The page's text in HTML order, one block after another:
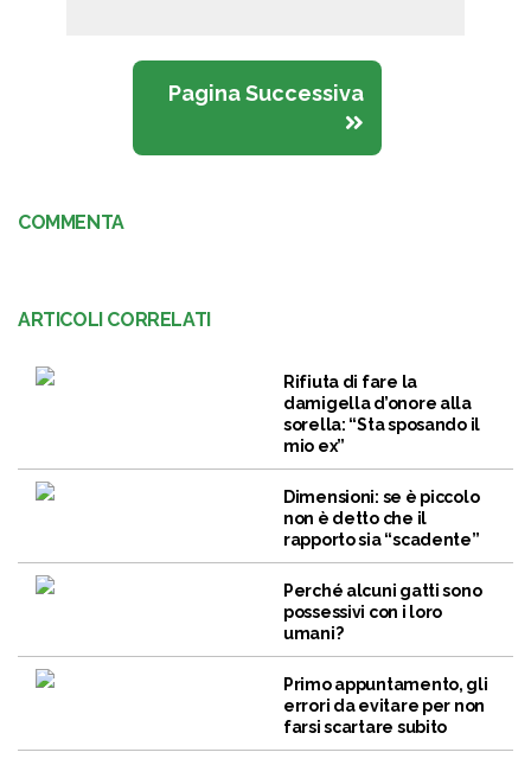
Pagina Successiva
COMMENTA
ARTICOLI CORRELATI
Rifiuta di fare la
damigella d’onore alla
sorella: “Sta sposando il
mio ex”
Dimensioni: se è piccolo
non è detto che il
rapporto sia “scadente”
Perché alcuni gatti sono
possessivi con i loro
umani?
Primo appuntamento, gli
errori da evitare per non
farsi scartare subito